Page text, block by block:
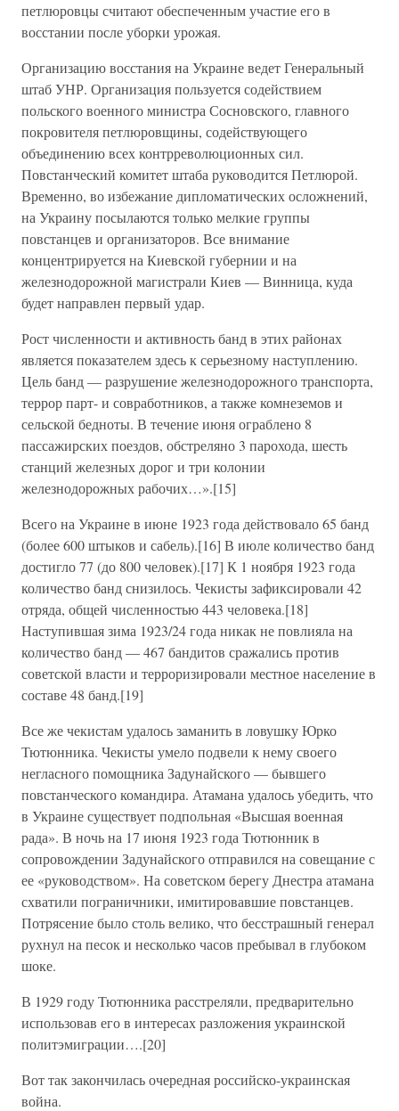
петлюровцы считают обеспеченным участие его в
восстании после уборки урожая.
Организацию восстания на Украине ведет Генеральный
штаб УНР. Организация пользуется содействием
польского военного министра Сосновского, главного
покровителя петлюровщины, содействующего
объединению всех контрреволюционных сил.
Повстанческий комитет штаба руководится Петлюрой.
Временно, во избежание дипломатических осложнений,
на Украину посылаются только мелкие группы
повстанцев и организаторов. Все внимание
концентрируется на Киевской губернии и на
железнодорожной магистрали Киев — Винница, куда
будет направлен первый удар.
Рост численности и активность банд в этих районах
является показателем здесь к серьезному наступлению.
Цель банд — разрушение железнодорожного транспорта,
террор парт- и совработников, а также комнеземов и
сельской бедноты. В течение июня ограблено 8
пассажирских поездов, обстреляно 3 парохода, шесть
станций железных дорог и три колонии
железнодорожных рабочих…».[15]
Всего на Украине в июне 1923 года действовало 65 банд
(более 600 штыков и сабель).[16] В июле количество банд
достигло 77 (до 800 человек).[17] К 1 ноября 1923 года
количество банд снизилось. Чекисты зафиксировали 42
отряда, общей численностью 443 человека.[18]
Наступившая зима 1923/24 года никак не повлияла на
количество банд — 467 бандитов сражались против
советской власти и терроризировали местное население в
составе 48 банд.[19]
Все же чекистам удалось заманить в ловушку Юрко
Тютюнника. Чекисты умело подвели к нему своего
негласного помощника Задунайского — бывшего
повстанческого командира. Атамана удалось убедить, что
в Украине существует подпольная «Высшая военная
рада». В ночь на 17 июня 1923 года Тютюнник в
сопровождении Задунайского отправился на совещание с
ее «руководством». На советском берегу Днестра атамана
схватили пограничники, имитировавшие повстанцев.
Потрясение было столь велико, что бесстрашный генерал
рухнул на песок и несколько часов пребывал в глубоком
шоке.
В 1929 году Тютюнника расстреляли, предварительно
использовав его в интересах разложения украинской
политэмиграции….[20]
Вот так закончилась очередная российско-украинская
война.